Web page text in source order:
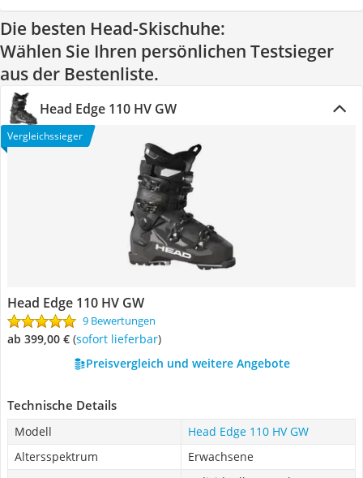
Die besten Head-Skischuhe:
Wählen Sie Ihren persönlichen Testsieger
aus der Bestenliste.
Head Edge 110 HV GW
Vergleichssieger
Head Edge 110 HV GW
9 Bewertungen
ab 399,00 € ( Sofort lieferbar)
Preisvergleich und weitere Angebote
Technische Details
Modell
Head Edge 110 HV GW
Altersspektrum
Erwachsene